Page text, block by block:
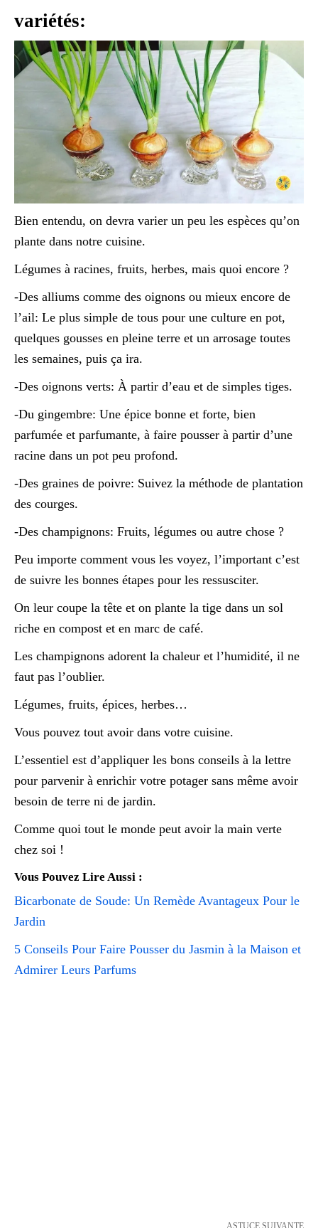
variétés:
Bien entendu, on devra varier un peu les espèces qu’on
plante dans notre cuisine.
Légumes à racines, fruits, herbes, mais quoi encore ?
-Des alliums comme des oignons ou mieux encore de
l’ail: Le plus simple de tous pour une culture en pot,
quelques gousses en pleine terre et un arrosage toutes
les semaines, puis ça ira.
-Des oignons verts: À partir d’eau et de simples tiges.
-Du gingembre: Une épice bonne et forte, bien
parfumée et parfumante, à faire pousser à partir d’une
racine dans un pot peu profond.
-Des graines de poivre: Suivez la méthode de plantation
des courges.
-Des champignons: Fruits, légumes ou autre chose ?
Peu importe comment vous les voyez, l’important c’est
de suivre les bonnes étapes pour les ressusciter.
On leur coupe la tête et on plante la tige dans un sol
riche en compost et en marc de café.
Les champignons adorent la chaleur et l’humidité, il ne
faut pas l’oublier.
Légumes, fruits, épices, herbes…
Vous pouvez tout avoir dans votre cuisine.
L’essentiel est d’appliquer les bons conseils à la lettre
pour parvenir à enrichir votre potager sans même avoir
besoin de terre ni de jardin.
Comme quoi tout le monde peut avoir la main verte
chez soi !
Vous Pouvez Lire Aussi :
Bicarbonate de Soude: Un Remède Avantageux Pour le
Jardin
5 Conseils Pour Faire Pousser du Jasmin à la Maison et
Admirer Leurs Parfums